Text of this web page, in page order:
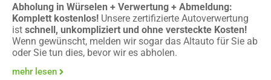
Abholung in Würselen + Verwertung + Abmeldung:
Komplett kostenlos! Unsere zertifizierte Autoverwertung
ist schnell, unkompliziert und ohne versteckte Kosten!
Wenn gewünscht, melden wir sogar das Altauto für Sie ab
oder Sie tun dies, bevor wir es abholen.
mehr lesen